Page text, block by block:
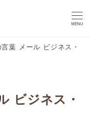
MENU
葉 メール ビジネス・
ビジネス・